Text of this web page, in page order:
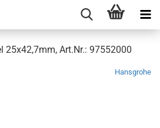
25x42,7mm, Art.Nr.: 97552000
Hansgrohe